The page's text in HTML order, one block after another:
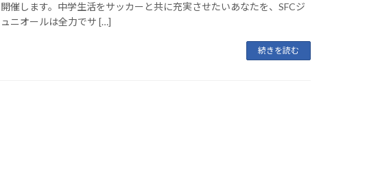
開催します。中学生活をサッカーと共に充実させたいあなたを、SFCジ
ュニオールは全力でサ […]
続きを読む